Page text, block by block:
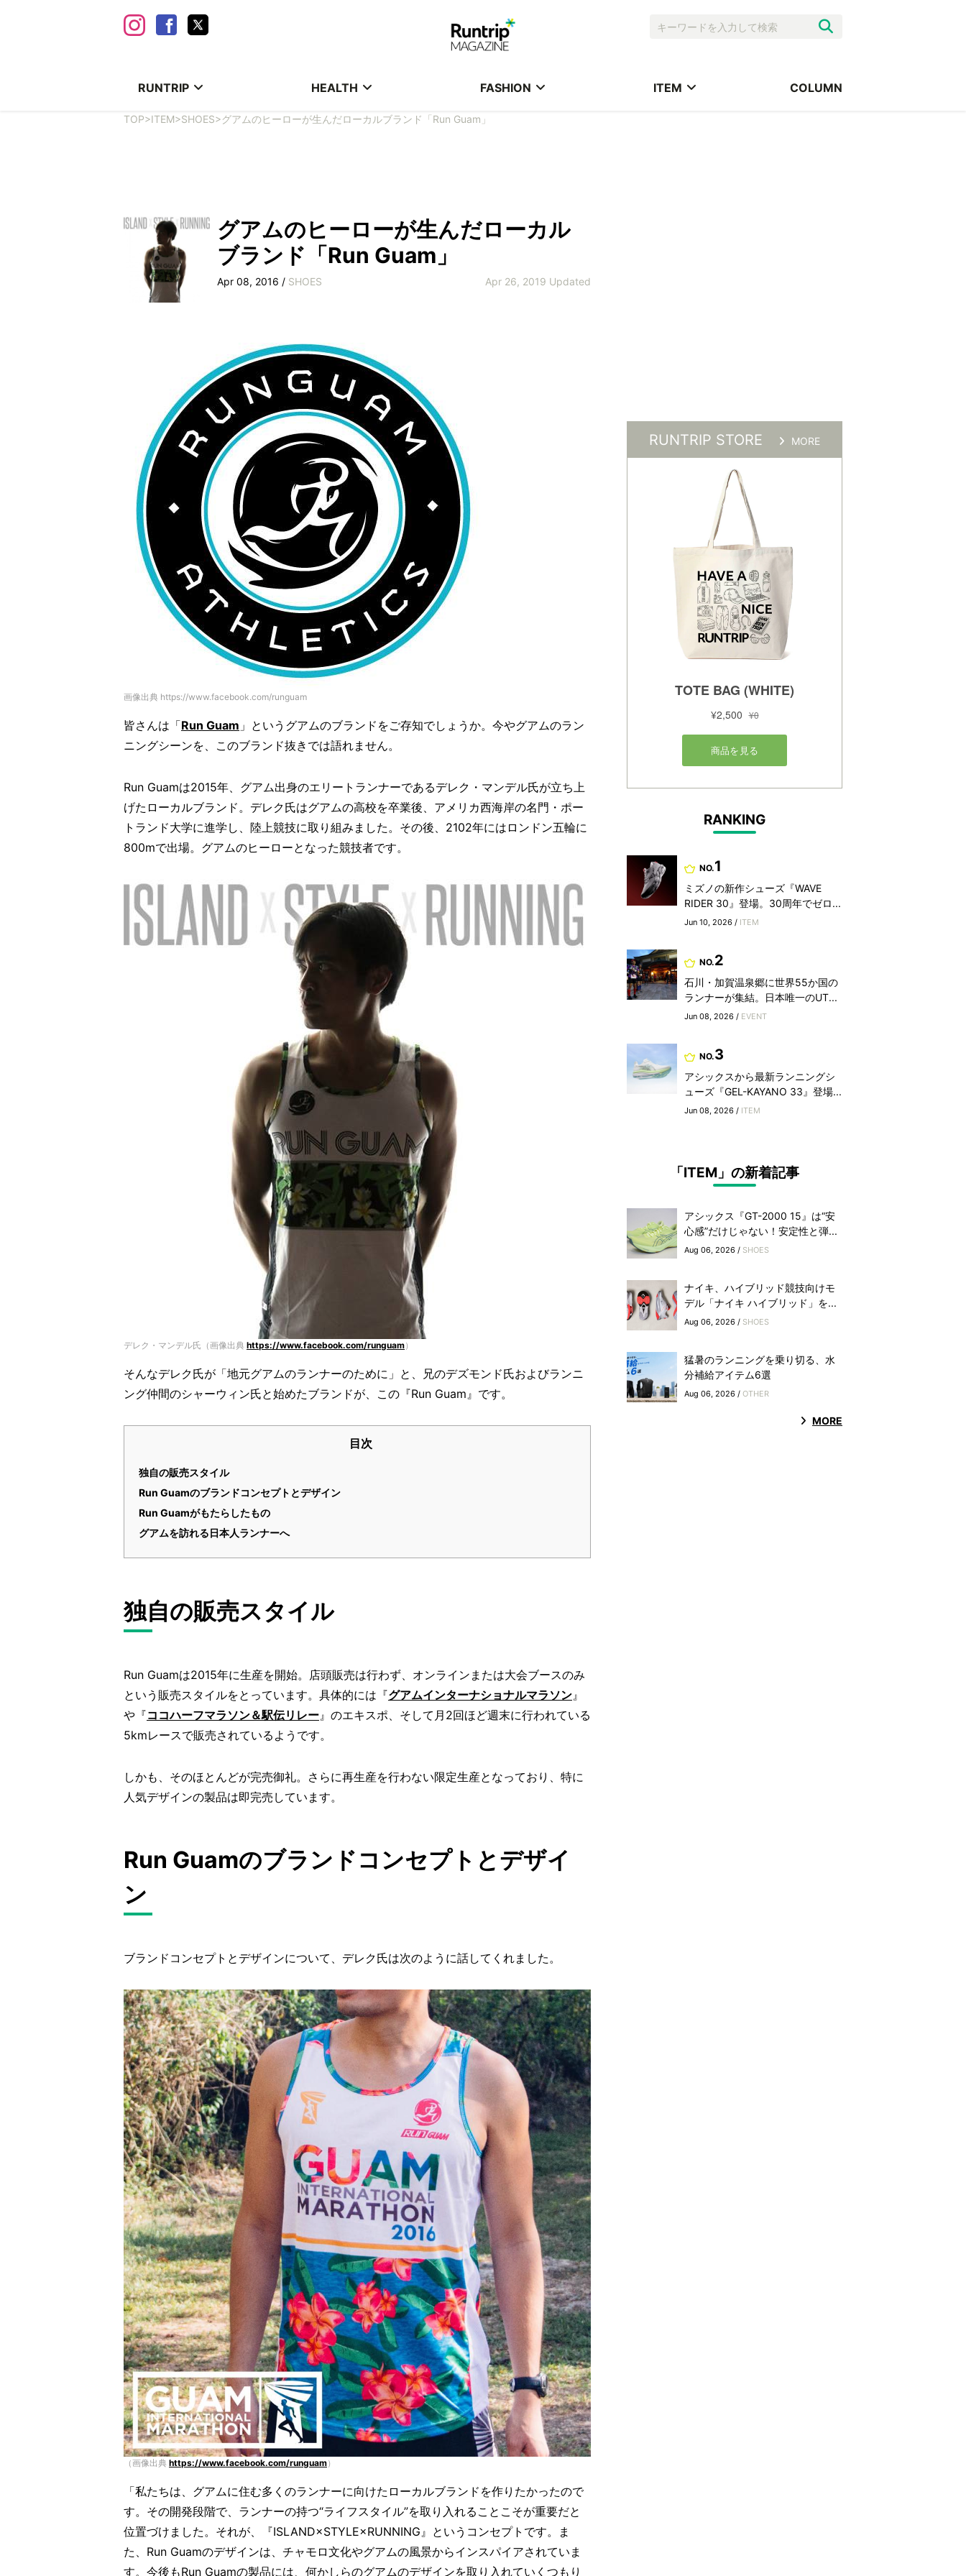
RUNTRIP HEALTH FASHION ITEM COLUMN
TOP>ITEM>SHOES>グアムのヒーローが生んだローカルブランド「Run Guam」
グアムのヒーローが生んだローカル
ブランド「Run Guam」
Apr 08, 2016 / SHOES Apr 26, 2019 Updated
画像出典 https://www.facebook.com/runguam
皆さんは「Run Guam 」というグアムのブランドをご存知でしょうか。今やグアムのラン
ニングシーンを、このブランド抜きでは語れません。
Run Guamは2015年、グアム出身のエリートランナーであるデレク・マンデル氏が立ち上
げたローカルブランド。デレク氏はグアムの高校を卒業後、アメリカ西海岸の名門・ポー
トランド大学に進学し、陸上競技に取り組みました。その後、2102年にはロンドン五輪に
800mで出場。グアムのヒーローとなった競技者です。
デレク・マンデル氏（画像出典 https://www.facebook.com/runguam）
そんなデレク氏が「地元グアムのランナーのために」と、兄のデズモンド氏およびランニ
ング仲間のシャーウィン氏と始めたブランドが、この『Run Guam』です。
目次
独自の販売スタイル
Run Guamのブランドコンセプトとデザイン
Run Guamがもたらしたもの
グアムを訪れる日本人ランナーへ
独自の販売スタイル
Run Guamは2015年に生産を開始。店頭販売は行わず、オンラインまたは大会ブースのみ
という販売スタイルをとっています。具体的には『グアムインターナショナルマラソン』
や『ココハーフマラソン＆駅伝リレー』のエキスポ、そして月2回ほど週末に行われている
5kmレースで販売されているようです。
しかも、そのほとんどが完売御礼。さらに再生産を行わない限定生産となっており、特に
人気デザインの製品は即完売しています。
Run Guamのブランドコンセプトとデザイ
ン
ブランドコンセプトとデザインについて、デレク氏は次のように話してくれました。
（画像出典 https://www.facebook.com/runguam）
「私たちは、グアムに住む多くのランナーに向けたローカルブランドを作りたかったので
す。その開発段階で、ランナーの持つ“ライフスタイル”を取り入れることこそが重要だと
位置づけました。それが、『ISLAND×STYLE×RUNNING』というコンセプトです。ま
た、Run Guamのデザインは、チャモロ文化やグアムの風景からインスパイアされていま
す。今後もRun Guamの製品には、何かしらのグアムのデザインを取り入れていくつもり
RUNTRIP STORE MORE
RANKING
NO.1
ミズノの新作シューズ『WAVE
RIDER 30』登場。30周年でゼロ...
Jun 10, 2026 / ITEM
NO.2
石川・加賀温泉郷に世界55か国の
ランナーが集結。日本唯一のUT...
Jun 08, 2026 / EVENT
NO.3
アシックスから最新ランニングシ
ューズ『GEL-KAYANO 33』登場...
Jun 08, 2026 / ITEM
「ITEM」の新着記事
アシックス『GT-2000 15』は“安
心感”だけじゃない！安定性と弾...
Aug 06, 2026 / SHOES
ナイキ、ハイブリッド競技向けモ
デル「ナイキ ハイブリッド」を...
Aug 06, 2026 / SHOES
猛暑のランニングを乗り切る、水
分補給アイテム6選
Aug 06, 2026 / OTHER
MORE